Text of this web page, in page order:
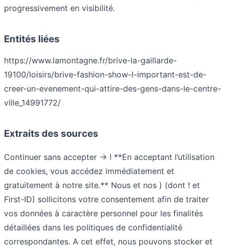
progressivement en visibilité.
Entités liées
https://www.lamontagne.fr/brive-la-gaillarde-
19100/loisirs/brive-fashion-show-l-important-est-de-
creer-un-evenement-qui-attire-des-gens-dans-le-centre-
ville_14991772/
Extraits des sources
Continuer sans accepter → ! **En acceptant l’utilisation
de cookies, vous accédez immédiatement et
gratuitement à notre site.** Nous et nos ) (dont ! et
First-ID) sollicitons votre consentement afin de traiter
vos données à caractère personnel pour les finalités
détaillées dans les politiques de confidentialité
correspondantes. A cet effet, nous pouvons stocker et